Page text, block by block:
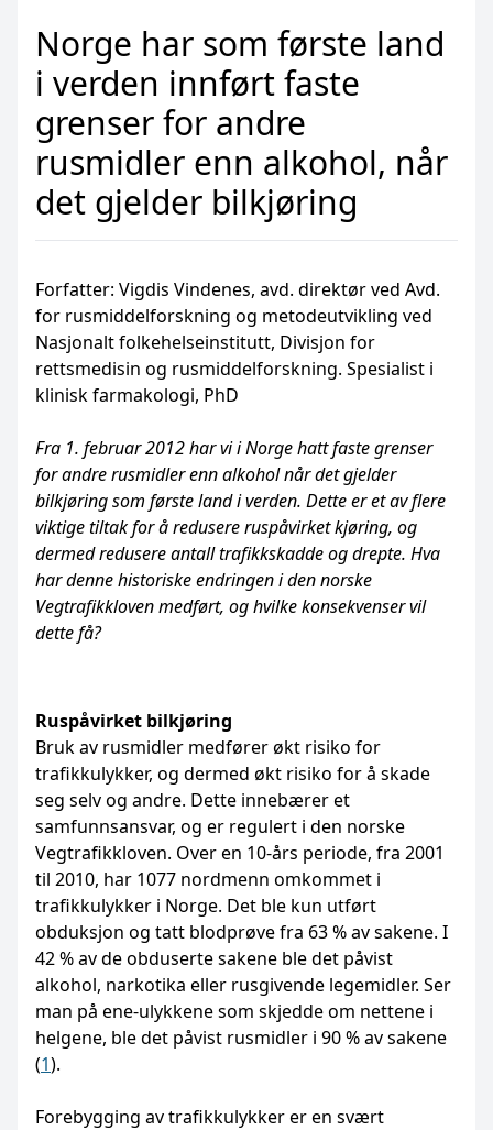
Norge har som første land
i verden innført faste
grenser for andre
rusmidler enn alkohol, når
det gjelder bilkjøring
Forfatter: Vigdis Vindenes, avd. direktør ved Avd.
for rusmiddelforskning og metodeutvikling ved
Nasjonalt folkehelseinstitutt, Divisjon for
rettsmedisin og rusmiddelforskning. Spesialist i
klinisk farmakologi, PhD
Fra 1. februar 2012 har vi i Norge hatt faste grenser
for andre rusmidler enn alkohol når det gjelder
bilkjøring som første land i verden. Dette er et av flere
viktige tiltak for å redusere ruspåvirket kjøring, og
dermed redusere antall trafikkskadde og drepte. Hva
har denne historiske endringen i den norske
Vegtrafikkloven medført, og hvilke konsekvenser vil
dette få?
Ruspåvirket bilkjøring
Bruk av rusmidler medfører økt risiko for
trafikkulykker, og dermed økt risiko for å skade
seg selv og andre. Dette innebærer et
samfunnsansvar, og er regulert i den norske
Vegtrafikkloven. Over en 10-års periode, fra 2001
til 2010, har 1077 nordmenn omkommet i
trafikkulykker i Norge. Det ble kun utført
obduksjon og tatt blodprøve fra 63 % av sakene. I
42 % av de obduserte sakene ble det påvist
alkohol, narkotika eller rusgivende legemidler. Ser
man på ene-ulykkene som skjedde om nettene i
helgene, ble det påvist rusmidler i 90 % av sakene
(1).
Forebygging av trafikkulykker er en svært